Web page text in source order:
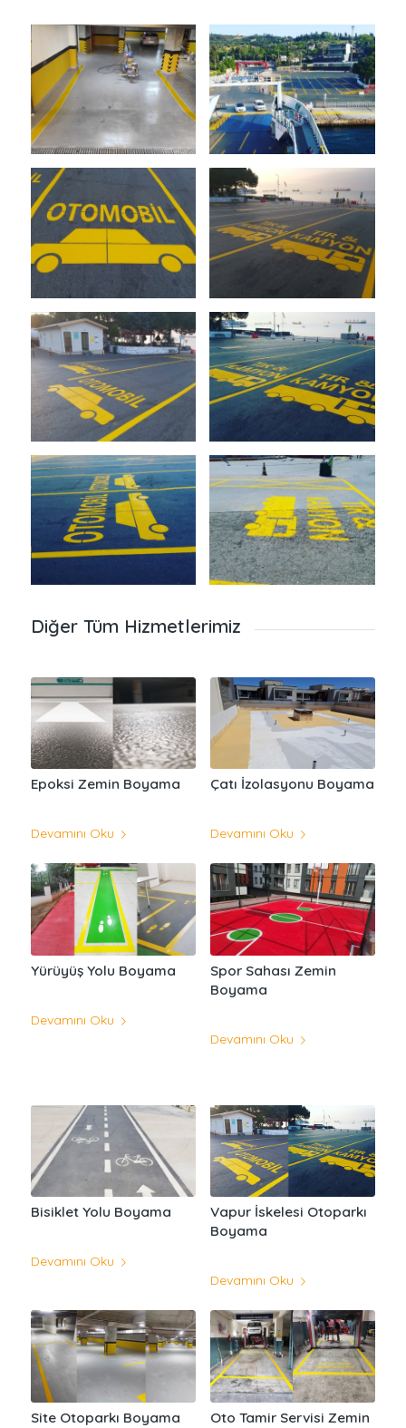
Diğer Tüm Hizmetlerimiz
Epoksi Zemin Boyama
Devamını Oku
Çatı İzolasyonu Boyama
Devamını Oku
Yürüyüş Yolu Boyama
Devamını Oku
Spor Sahası Zemin
Boyama
Devamını Oku
Bisiklet Yolu Boyama
Devamını Oku
Vapur İskelesi Otoparkı
Boyama
Devamını Oku
Site Otoparkı Boyama
Oto Tamir Servisi Zemin